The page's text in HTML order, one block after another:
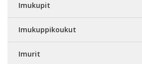
Imukupit
Imukuppikoukut
Imurit